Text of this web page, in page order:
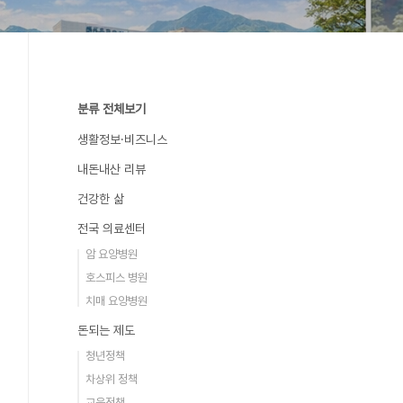
분류 전체보기
생활정보·비즈니스
내돈내산 리뷰
건강한 삶
전국 의료센터
암 요양병원
호스피스 병원
치매 요양병원
돈되는 제도
청년정책
차상위 정책